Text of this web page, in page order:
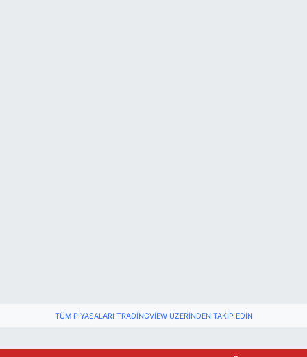
TÜM PIYASALARI TRADINGVIEW ÜZERINDEN TAKIP EDIN